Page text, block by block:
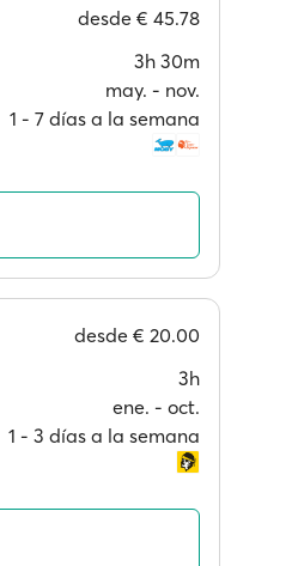
desde € 45.78
3h 30m
may. ‐ nov.
1 ‐ 7 días a la semana
desde € 20.00
3h
ene. ‐ oct.
1 ‐ 3 días a la semana